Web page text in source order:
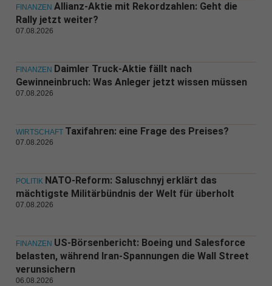
FINANZEN Allianz-Aktie mit Rekordzahlen: Geht die
Rally jetzt weiter?
07.08.2026
FINANZEN Daimler Truck-Aktie fällt nach
Gewinneinbruch: Was Anleger jetzt wissen müssen
07.08.2026
WIRTSCHAFT Taxifahren: eine Frage des Preises?
07.08.2026
POLITIK NATO-Reform: Saluschnyj erklärt das
mächtigste Militärbündnis der Welt für überholt
07.08.2026
FINANZEN US-Börsenbericht: Boeing und Salesforce
belasten, während Iran-Spannungen die Wall Street
verunsichern
06.08.2026